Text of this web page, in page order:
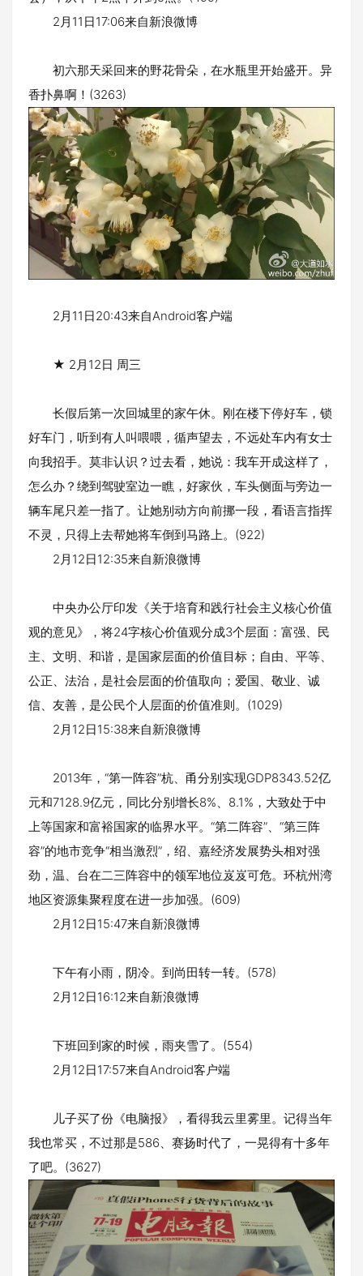
2月11日17:06来自新浪微博
初六那天采回来的野花骨朵，在水瓶里开始盛开。异
香扑鼻啊！(3263)
2月11日20:43来自Android客户端
★ 2月12日 周三
长假后第一次回城里的家午休。刚在楼下停好车，锁
好车门，听到有人叫喂喂，循声望去，不远处车内有女士
向我招手。莫非认识？过去看，她说：我车开成这样了，
怎么办？绕到驾驶室边一瞧，好家伙，车头侧面与旁边一
辆车尾只差一指了。让她别动方向前挪一段，看语言指挥
不灵，只得上去帮她将车倒到马路上。(922)
2月12日12:35来自新浪微博
中央办公厅印发《关于培育和践行社会主义核心价值
观的意见》，将24字核心价值观分成3个层面：富强、民
主、文明、和谐，是国家层面的价值目标；自由、平等、
公正、法治，是社会层面的价值取向；爱国、敬业、诚
信、友善，是公民个人层面的价值准则。(1029)
2月12日15:38来自新浪微博
2013年，“第一阵容”杭、甬分别实现GDP8343.52亿
元和7128.9亿元，同比分别增长8%、8.1%，大致处于中
上等国家和富裕国家的临界水平。“第二阵容”、“第三阵
容”的地市竞争“相当激烈”，绍、嘉经济发展势头相对强
劲，温、台在二三阵容中的领军地位岌岌可危。环杭州湾
地区资源集聚程度在进一步加强。(609)
2月12日15:47来自新浪微博
下午有小雨，阴冷。到尚田转一转。(578)
2月12日16:12来自新浪微博
下班回到家的时候，雨夹雪了。(554)
2月12日17:57来自Android客户端
儿子买了份《电脑报》，看得我云里雾里。记得当年
我也常买，不过那是586、赛扬时代了，一晃得有十多年
了吧。(3627)